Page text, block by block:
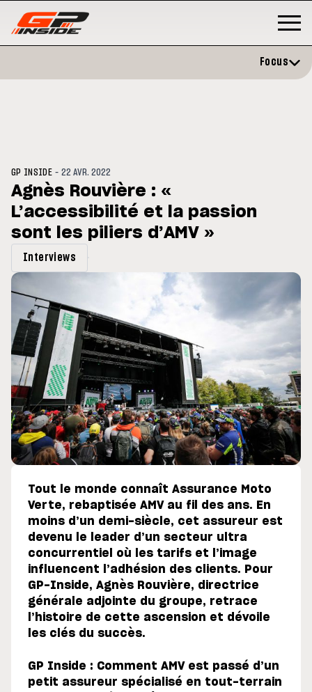
: Horaires et
du GP de Grande-
MOTO GP
Zarco évite l'opération et vise
retour en septembre
Focus
GP INSIDE -22 AVR. 2022
Agnès Rouvière : «
L’accessibilité et la passion
sont les piliers d’AMV »
Interviews
Tout le monde connaît Assurance Moto
Verte, rebaptisée AMV au fil des ans. En
moins d’un demi-siècle, cet assureur est
devenu le leader d’un secteur ultra
concurrentiel où les tarifs et l’image
influencent l’adhésion des clients. Pour
GP-Inside, Agnès Rouvière, directrice
générale adjointe du groupe, retrace
l’histoire de cette ascension et dévoile
les clés du succès.
GP Inside : Comment AMV est passé d’un
petit assureur spécialisé en tout-terrain